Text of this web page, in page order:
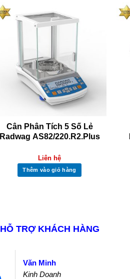
Cân Phân Tích 5 Số Lẻ
Radwag AS82/220.R2.Plus
Liên hệ
Thêm vào giỏ hàng
HỖ TRỢ KHÁCH HÀNG
Văn Minh
Kinh Doanh